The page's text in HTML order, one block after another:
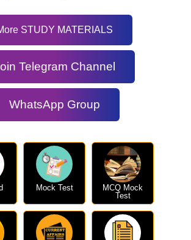
STUDY MATERIALS
Telegram Channel
WhatsApp Group
Mock Test
MCQ Mock
Test